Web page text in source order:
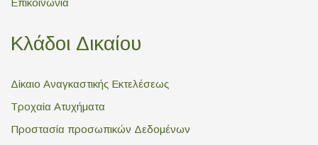
Επικοινωνία
Κλάδοι Δικαίου
Δίκαιο Αναγκαστικής Εκτελέσεως
Τροχαία Ατυχήματα
Προστασία προσωπικών Δεδομένων